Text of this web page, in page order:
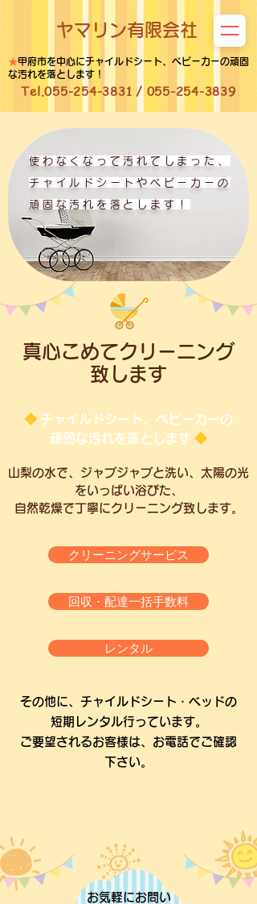
ヤマリン有限会社
Tel.055-254-3831 /055-254-3839
★甲府市を中心にチャイルドシート、ベビーカーの頑固
な汚れを落とします！
使わなくなって汚れてしまった、
チャイルドシートやベビーカーの
頑固な汚れを落とします！
真心こめてクリーニング
致します
◆ チャイルドシート、ベビーカーの
頑固な汚れを落とします ◆
山梨の水で、ジャブジャブと洗い、太陽の光
をいっぱい浴びた、
自然乾燥で丁寧にクリーニング致します。
クリーニングサービス
回収・配達一括手数料
レンタル
その他に、チャイルドシート・ベッドの
短期レンタル行っています。
ご要望されるお客様は、お電話でご確認
下さい。
お気軽にお問い